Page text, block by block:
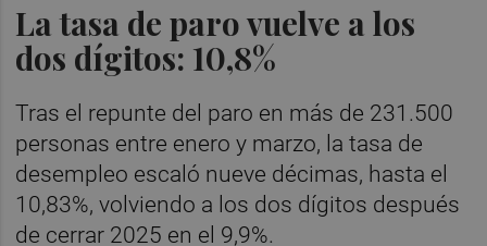
La tasa de paro vuelve a los
dos dígitos: 10,8%
Tras el repunte del paro en más de 231.500
personas entre enero y marzo, la tasa de
desempleo escaló nueve décimas, hasta el
10,83%, volviendo a los dos dígitos después
de cerrar 2025 en el 9,9%.